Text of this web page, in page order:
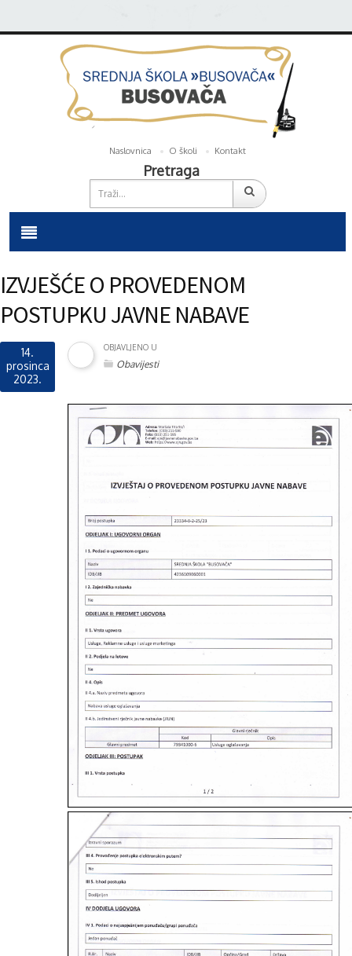
Naslovnica O školi Kontakt
Pretraga
IZVJEŠĆE O PROVEDENOM
POSTUPKU JAVNE NABAVE
14.
prosinca
2023.
OBJAVLJENO U
Obavijesti